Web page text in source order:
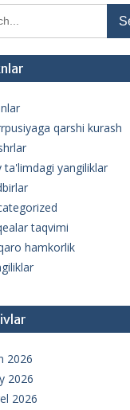
qarshi kurash
ta'limdagi yangiliklar
taqvimi
hamkorlik
2026
2026
2026